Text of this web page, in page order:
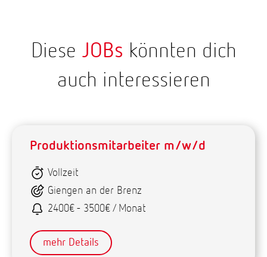
Diese JOBs könnten dich
auch interessieren
Produktionsmitarbeiter m/w/d
Vollzeit
Giengen an der Brenz
2400€ - 3500€ / Monat
mehr Details